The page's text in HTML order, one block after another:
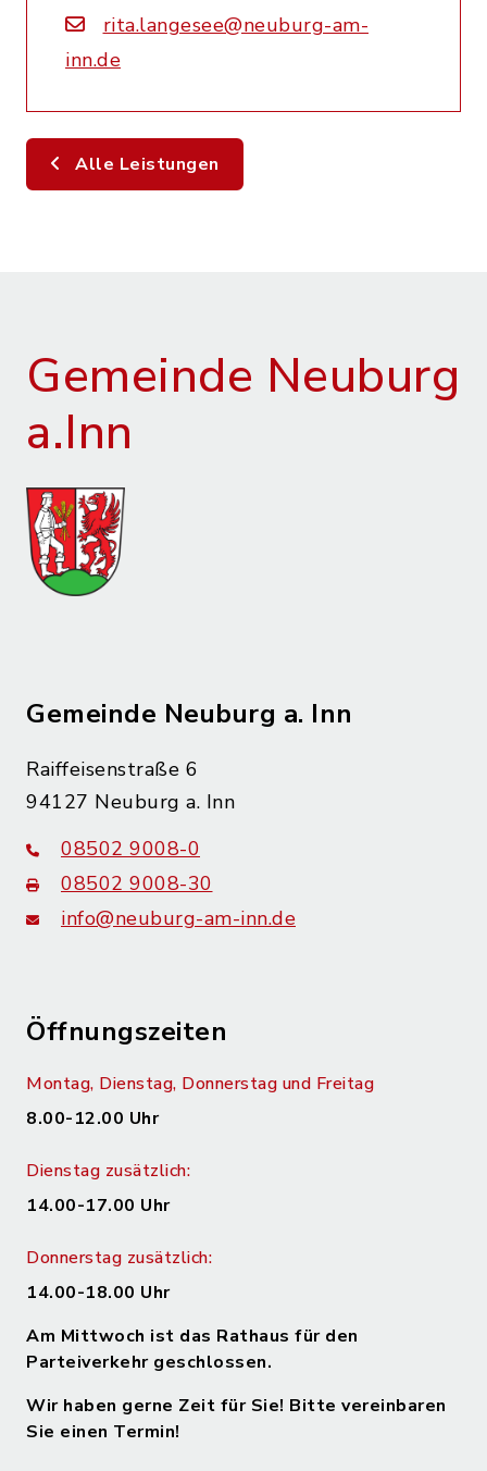
rita.langesee@neuburg-am-
inn.de
Alle Leistungen
Gemeinde Neuburg
a.Inn
Gemeinde Neuburg a. Inn
Raiffeisenstraße 6
94127 Neuburg a. Inn
08502 9008-0
08502 9008-30
info@neuburg-am-inn.de
Öffnungszeiten
Montag, Dienstag, Donnerstag und Freitag
8.00-12.00 Uhr
Dienstag zusätzlich:
14.00-17.00 Uhr
Donnerstag zusätzlich:
14.00-18.00 Uhr
Am Mittwoch ist das Rathaus für den
Parteiverkehr geschlossen.
Wir haben gerne Zeit für Sie! Bitte vereinbaren
Sie einen Termin!